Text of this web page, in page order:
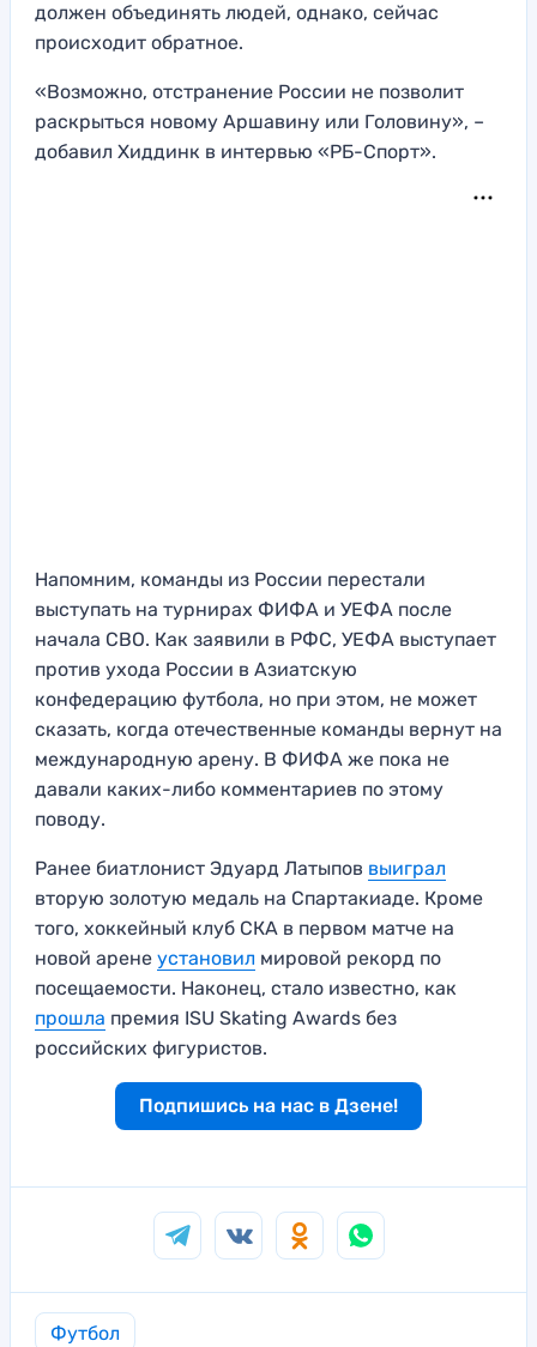
должен объединять людей, однако, сейчас
происходит обратное.
«Возможно, отстранение России не позволит
раскрыться новому Аршавину или Головину», –
добавил Хиддинк в интервью «РБ-Спорт».
Напомним, команды из России перестали
выступать на турнирах ФИФА и УЕФА после
начала СВО. Как заявили в РФС, УЕФА выступает
против ухода России в Азиатскую
конфедерацию футбола, но при этом, не может
сказать, когда отечественные команды вернут на
международную арену. В ФИФА же пока не
давали каких-либо комментариев по этому
поводу.
Ранее биатлонист Эдуард Латыпов выиграл
вторую золотую медаль на Спартакиаде. Кроме
того, хоккейный клуб СКА в первом матче на
новой арене установил мировой рекорд по
посещаемости. Наконец, стало известно, как
прошла премия ISU Skating Awards без
российских фигуристов.
Подпишись на нас в Дзене!
Футбол